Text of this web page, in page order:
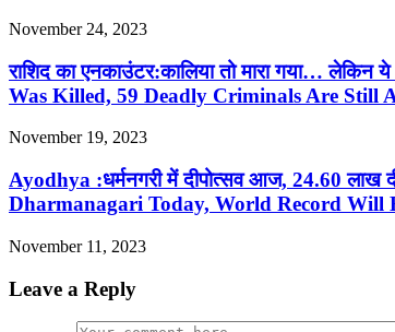
November 24, 2023
राशिद का एनकाउंटर:कालिया तो मारा गया…
Was Killed, 59 Deadly Criminals Are Still
November 19, 2023
Ayodhya :धर्मनगरी में दीपोत्सव आज, 24.60 लाख
Dharmanagari Today, World Record
November 11, 2023
Leave a Reply